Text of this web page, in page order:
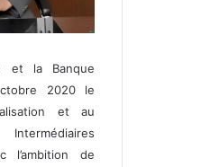
et la Banque
2020 le
et au
l’ambition de